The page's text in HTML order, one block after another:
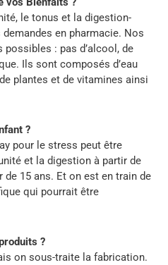
le tonus et la digestion-
en pharmacie. Nos
: pas d’alcool, de
Ils sont composés d’eau
plantes et de vitamines ainsi
?
pour le stress peut être
et la digestion à partir de
de 15 ans. Et on est en train de
qui pourrait être
?
on sous-traite la fabrication.